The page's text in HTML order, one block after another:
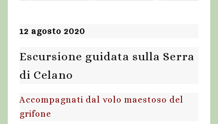
12 agosto 2020
Escursione guidata sulla Serra
di Celano
Accompagnati dal volo maestoso del
grifone